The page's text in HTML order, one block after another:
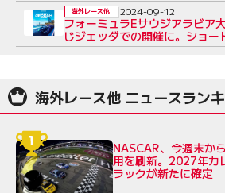
フォーミュラEサウジアラビア
じジェッダでの開催に。ショー
海外レース他 2024-09-12
海外レース他 ニュースラン
NASCAR、今週末か
用を刷新。2027年カ
ラックが新たに確定